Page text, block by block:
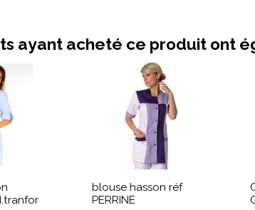
ayant acheté ce produit ont
blouse hasson réf
PERRINE